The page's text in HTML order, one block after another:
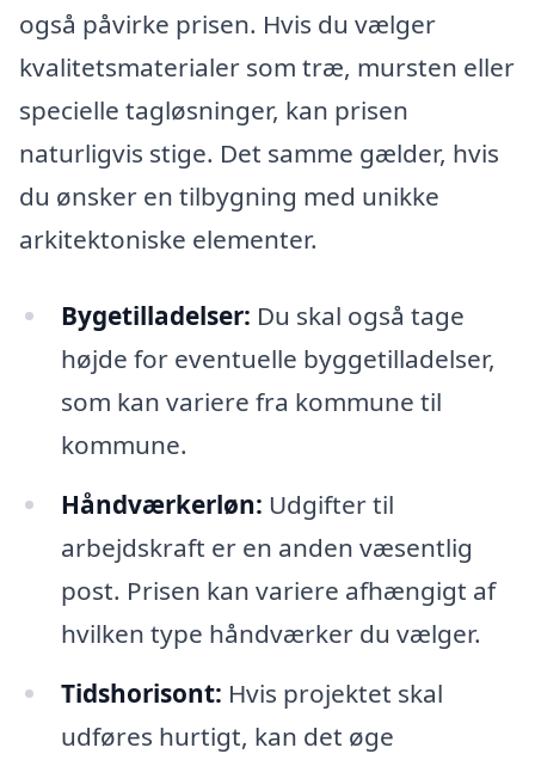
også påvirke prisen. Hvis du vælger
kvalitetsmaterialer som træ, mursten eller
specielle tagløsninger, kan prisen
naturligvis stige. Det samme gælder, hvis
du ønsker en tilbygning med unikke
arkitektoniske elementer.
Bygetilladelser: Du skal også tage
højde for eventuelle byggetilladelser,
som kan variere fra kommune til
kommune.
Håndværkerløn: Udgifter til
arbejdskraft er en anden væsentlig
post. Prisen kan variere afhængigt af
hvilken type håndværker du vælger.
Tidshorisont: Hvis projektet skal
udføres hurtigt, kan det øge